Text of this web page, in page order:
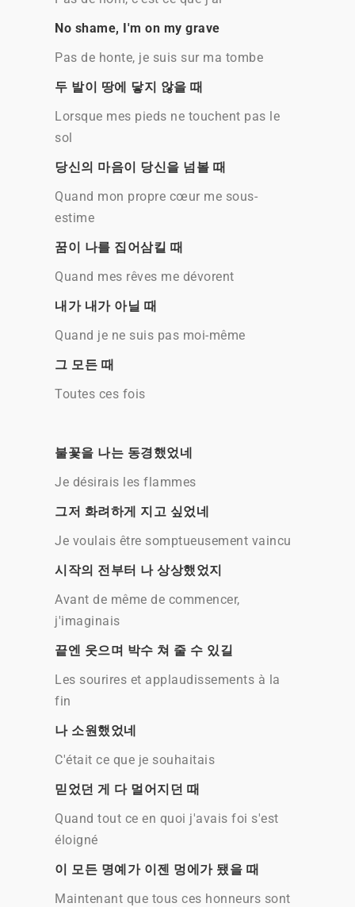
No shame, I'm on my grave
Pas de honte, je suis sur ma tombe
두 발이 땅에 닿지 않을 때
Lorsque mes pieds ne touchent pas le
sol
당신의 마음이 당신을 넘볼 때
Quand mon propre cœur me sous-
estime
꿈이 나를 집어삼킬 때
Quand mes rêves me dévorent
내가 내가 아닐 때
Quand je ne suis pas moi-même
그 모든 때
Toutes ces fois
불꽃을 나는 동경했었네
Je désirais les flammes
그저 화려하게 지고 싶었네
Je voulais être somptueusement vaincu
시작의 전부터 나 상상했었지
Avant de même de commencer,
j'imaginais
끝엔 웃으며 박수 쳐 줄 수 있길
Les sourires et applaudissements à la
fin
나 소원했었네
C'était ce que je souhaitais
믿었던 게 다 멀어지던 때
Quand tout ce en quoi j'avais foi s'est
éloigné
이 모든 명예가 이젠 멍에가 됐을 때
Maintenant que tous ces honneurs sont